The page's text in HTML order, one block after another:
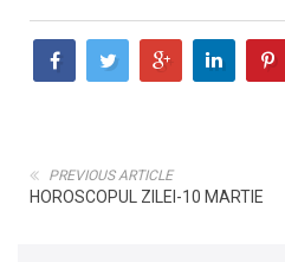
PREVIOUS ARTICLE
HOROSCOPUL ZILEI-10 MARTIE